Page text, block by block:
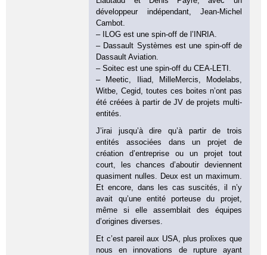
développeur indépendant, Jean-Michel
Cambot.
– ILOG est une spin-off de l’INRIA.
– Dassault Systèmes est une spin-off de
Dassault Aviation.
– Soitec est une spin-off du CEA-LETI.
– Meetic, Iliad, MilleMercis, Modelabs,
Witbe, Cegid, toutes ces boites n’ont pas
été créées à partir de JV de projets multi-
entités.
J’irai jusqu’à dire qu’à partir de trois
entités associées dans un projet de
création d’entreprise ou un projet tout
court, les chances d’aboutir deviennent
quasiment nulles. Deux est un maximum.
Et encore, dans les cas suscités, il n’y
avait qu’une entité porteuse du projet,
même si elle assemblait des équipes
d’origines diverses.
Et c’est pareil aux USA, plus prolixes que
nous en innovations de rupture ayant